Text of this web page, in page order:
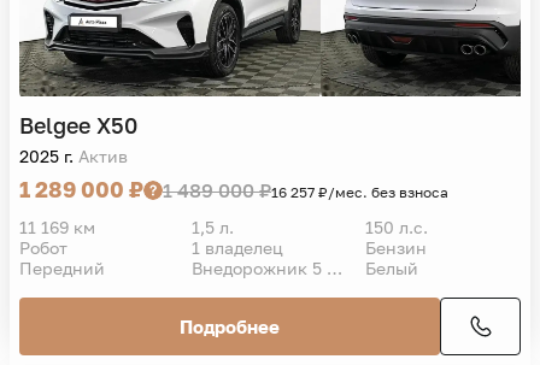
Belgee X50
2025 г. Актив
1 289 000 ₽ 1 489 000 ₽16 257 ₽/мес. без взноса
11 169 км 1,5 л.
150 л.с.
Робот
1 владелец
Бензин
Передний
Внедорожник 5 дв. Белый
Подробнее